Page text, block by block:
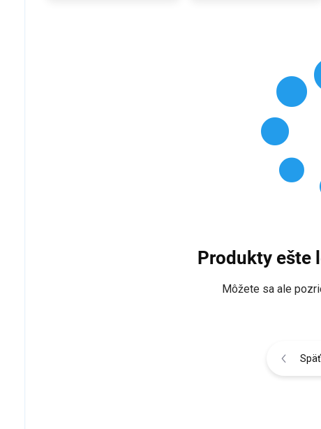
Produkty ešte
Môžete sa ale